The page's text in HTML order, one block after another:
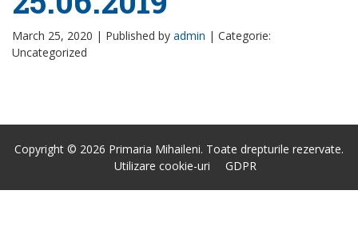
March 25, 2020 | Published by admin | Categorie:
Uncategorized
Copyright © 2026 Primaria Mihaileni. Toate drepturile rezervate.
Utilizare cookie-uri
GDPR